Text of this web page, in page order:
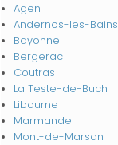
Agen
Andernos-les-Bains
Bayonne
Bergerac
Coutras
La Teste-de-Buch
Libourne
Marmande
Mont-de-Marsan